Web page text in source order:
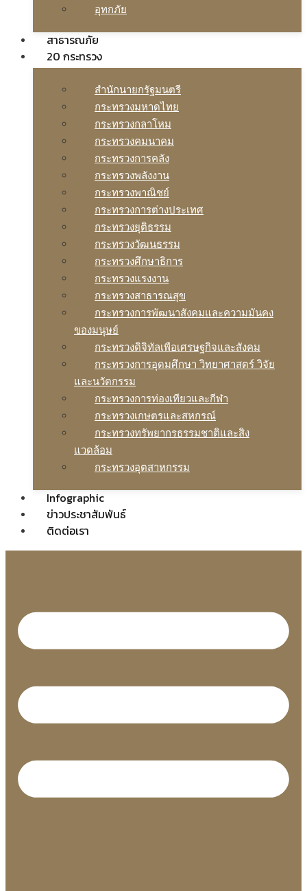
อุทกภัย
สาธารณภัย
20 กระทรวง
สํานักนายกรัฐมนตรี
กระทรวงมหาดไทย
กระทรวงกลาโหม
กระทรวงคมนาคม
กระทรวงการคลัง
กระทรวงพลังงาน
กระทรวงพาณิชย์
กระทรวงการต่างประเทศ
กระทรวงยุติธรรม
กระทรวงวัฒนธรรม
กระทรวงศึกษาธิการ
กระทรวงแรงงาน
กระทรวงสาธารณสุข
กระทรวงการพัฒนาสังคมและความมันคง
ของมนุษย์
กระทรวงดิจิทัลเพือเศรษฐกิจและสังคม
กระทรวงการอุดมศึกษา วิทยาศาสตร์ วิจัย
และนวัตกรรม
กระทรวงการท่องเทียวและกีฬา
กระทรวงเกษตรและสหกรณ์
กระทรวงทรัพยากรธรรมชาติและสิง
แวดล้อม
กระทรวงอุตสาหกรรม
Infographic
ข่าวประชาสัมพันธ์
ติดต่อเรา